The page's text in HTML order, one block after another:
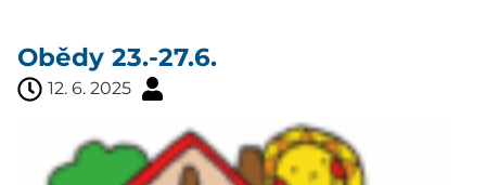
Obědy 23.-27.6.
12. 6. 2025